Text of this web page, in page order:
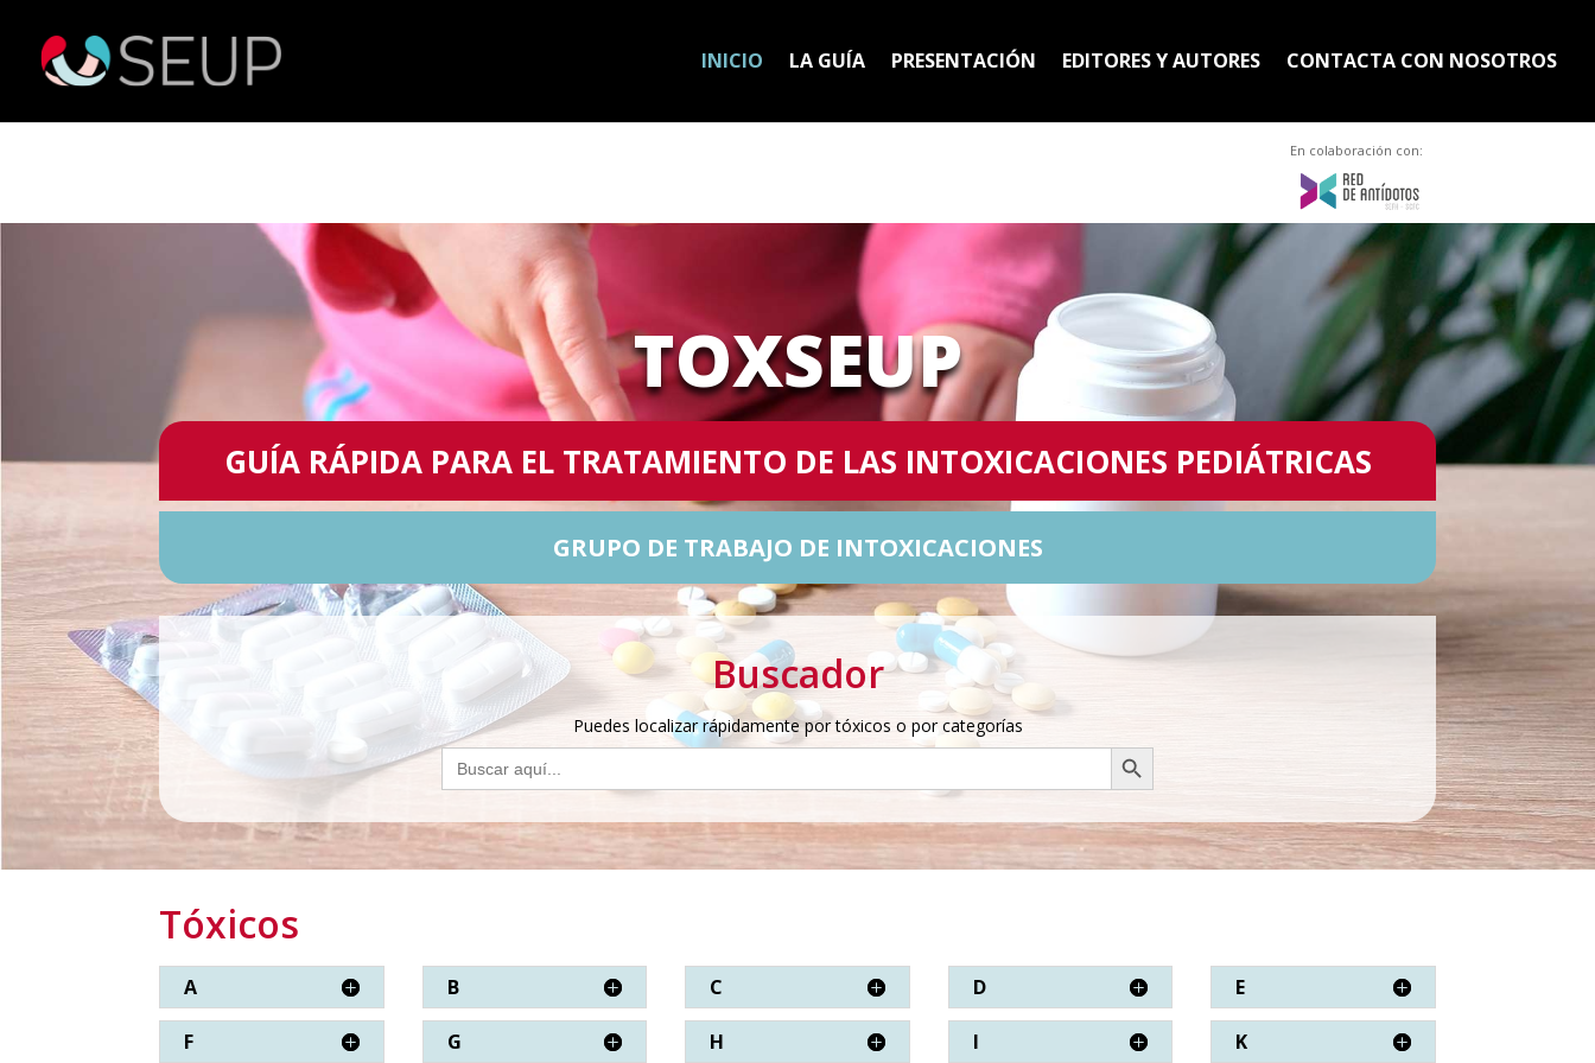
INICIO LA GUÍA PRESENTACIÓN EDITORES Y AUTORES CONTACTA CON NOSOTROS
En colaboración con:
TOXSEUP
GUÍA RÁPIDA PARA EL TRATAMIENTO DE LAS INTOXICACIONES PEDIÁTRICAS
GRUPO DE TRABAJO DE INTOXICACIONES
Buscador
Puedes localizar rápidamente por tóxicos o por categorías
Buscar:
Botón de búsqueda
Tóxicos
A B C D E
F G H I K